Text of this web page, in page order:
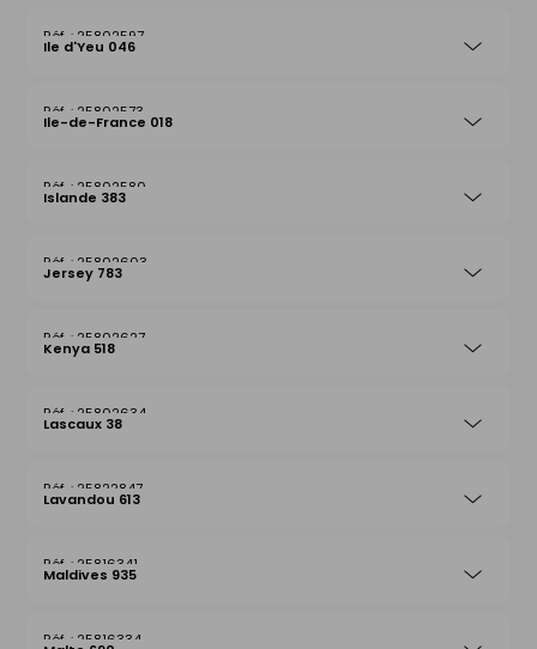
25802597
Ile d'Yeu 046
25802573
Ile-de-France 018
25802580
Islande 383
25802603
Jersey 783
25802627
Kenya 518
25802634
Lascaux 38
25822847
Lavandou 613
25816341
Maldives 935
25816334